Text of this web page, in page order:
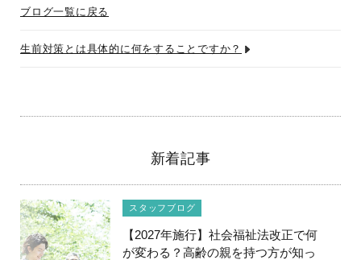
ブログ一覧に戻る
生前対策とは具体的に何をすることですか？
新着記事
スタッフブログ
【2027年施行】社会福祉法改正で何
が変わる？高齢の親を持つ方が知っ